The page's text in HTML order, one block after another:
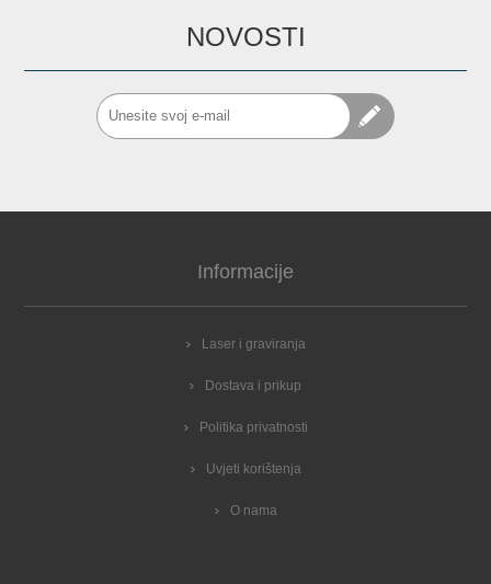
NOVOSTI
Informacije
Laser i graviranja
Dostava i prikup
Politika privatnosti
Uvjeti korištenja
O nama